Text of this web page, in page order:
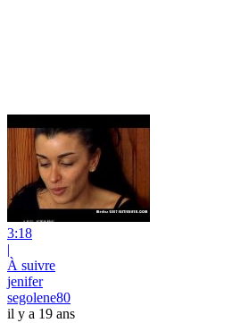
3:18
|
À suivre
jenifer
segolene80
il y a 19 ans